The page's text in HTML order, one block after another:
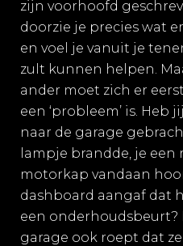
zijn voorhoofd
doorzie je precies wat
en voel je vanuit je
zult kunnen helpen.
ander moet zich er
een ‘probleem’ is. Heb
naar de garage
lampje brandde, je
motorkap vandaan
dashboard aangaf dat
een onderhoudsbeurt?
garage ook roept dat